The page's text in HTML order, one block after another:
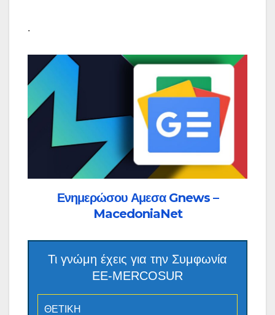
.
Ενημερώσου Αμεσα Gnews –
MacedoniaNet
Τι γνώμη έχεις για την Συμφωνία
ΕΕ-MERCOSUR
ΘΕΤΙΚΗ